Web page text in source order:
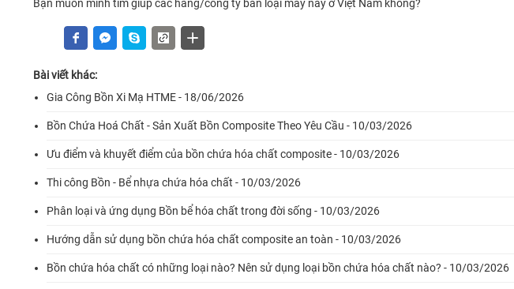
Bạn muốn mình tìm giúp các hãng/công ty bán loại máy này ở Việt Nam không?
Bài viết khác:
Gia Công Bồn Xi Mạ HTME - 18/06/2026
Bồn Chứa Hoá Chất - Sản Xuất Bồn Composite Theo Yêu Cầu - 10/03/2026
Ưu điểm và khuyết điểm của bồn chứa hóa chất composite - 10/03/2026
Thi công Bồn - Bể nhựa chứa hóa chất - 10/03/2026
Phân loại và ứng dụng Bồn bể hóa chất trong đời sống - 10/03/2026
Hướng dẫn sử dụng bồn chứa hóa chất composite an toàn - 10/03/2026
Bồn chứa hóa chất có những loại nào? Nên sử dụng loại bồn chứa hóa chất nào? - 10/03/2026